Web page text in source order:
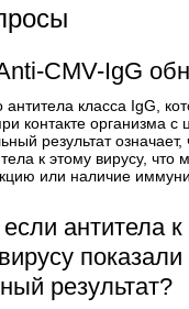
CMV-IgG
антитела класса IgG,
контакте организма с
результат означает,
к этому вирусу, что
или наличие
антитела к
показали
результат?